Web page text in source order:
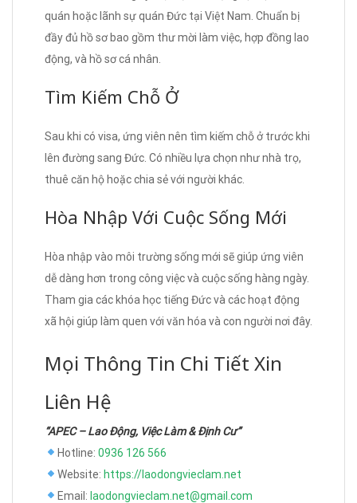
quán hoặc lãnh sự quán Đức tại Việt Nam. Chuẩn bị
đầy đủ hồ sơ bao gồm thư mời làm việc, hợp đồng lao
động, và hồ sơ cá nhân.
Tìm Kiếm Chỗ Ở
Sau khi có visa, ứng viên nên tìm kiếm chỗ ở trước khi
lên đường sang Đức. Có nhiều lựa chọn như nhà trọ,
thuê căn hộ hoặc chia sẻ với người khác.
Hòa Nhập Với Cuộc Sống Mới
Hòa nhập vào môi trường sống mới sẽ giúp ứng viên
dễ dàng hơn trong công việc và cuộc sống hàng ngày.
Tham gia các khóa học tiếng Đức và các hoạt động
xã hội giúp làm quen với văn hóa và con người nơi đây.
Mọi Thông Tin Chi Tiết Xin
Liên Hệ
“APEC – Lao Động, Việc Làm & Định Cư”
Hotline: 0936 126 566
Website: https://laodongvieclam.net
Email: laodongvieclam.net@gmail.com